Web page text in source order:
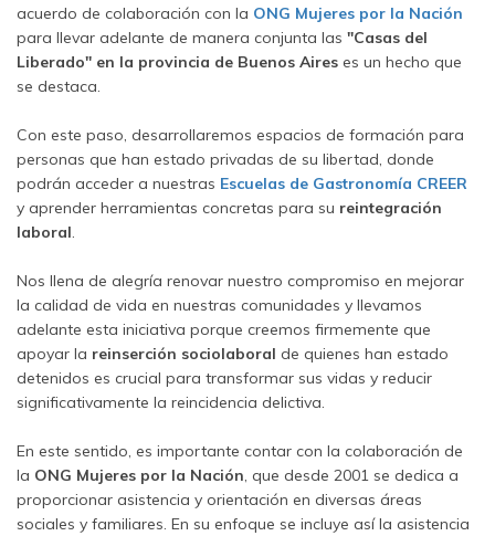
acuerdo de colaboración con la ONG Mujeres por la Nación
para llevar adelante de manera conjunta las "Casas del
Liberado" en la provincia de Buenos Aires es un hecho que
se destaca.
Con este paso, desarrollaremos espacios de formación para
personas que han estado privadas de su libertad, donde
podrán acceder a nuestras Escuelas de Gastronomía CREER
y aprender herramientas concretas para su reintegración
laboral
Nos llena de alegría renovar nuestro compromiso en mejorar
la calidad de vida en nuestras comunidades y llevamos
adelante esta iniciativa porque creemos firmemente que
apoyar la reinserción sociolaboral de quienes han estado
detenidos es crucial para transformar sus vidas y reducir
significativamente la reincidencia delictiva.
En este sentido, es importante contar con la colaboración de
la ONG Mujeres por la Nación , que desde 2001 se dedica a
proporcionar asistencia y orientación en diversas áreas
sociales y familiares. En su enfoque se incluye así la asistencia